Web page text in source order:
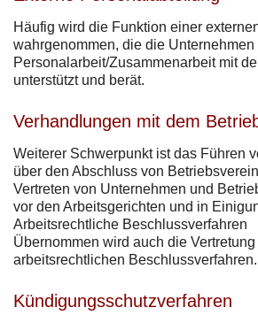
Häufig wird die Funktion einer
wahrgenommen, die die
Personalarbeit/Zusammenarbeit mit
unterstützt und berät.
Verhandlungen mit dem
Weiterer Schwerpunkt ist das Führen
über den Abschluss von
Vertreten von Unternehmen und
vor den Arbeitsgerichten und in
Arbeitsrechtliche Beschlussverfahren
Übernommen wird auch die Vertretung
arbeitsrechtlichen Beschlussverfahren.
Kündigungsschutzverfahren